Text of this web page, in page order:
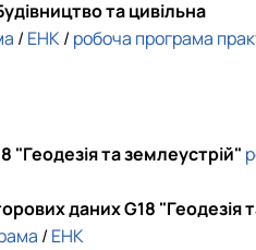
та цивільна
/ ЕНК/ робоча програма
"Геодезія та землеустрій"
данихG18 "Геодезія
/ ЕНК